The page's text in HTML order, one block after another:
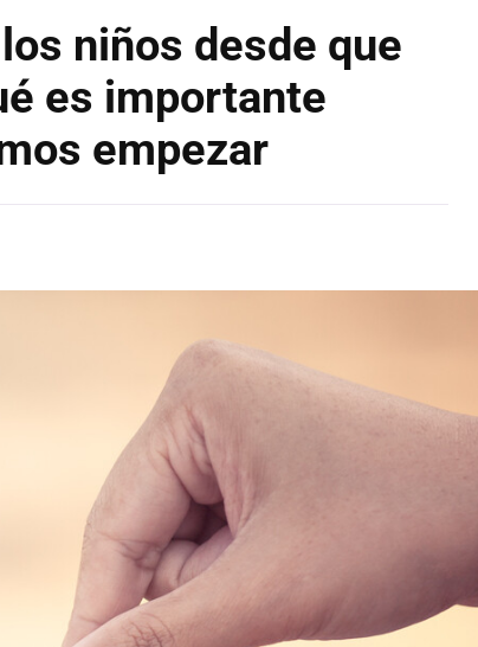
niños desde que
es importante
empezar